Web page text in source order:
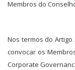
Membros do
Nos termos do Artigo
convocar os
Corporate